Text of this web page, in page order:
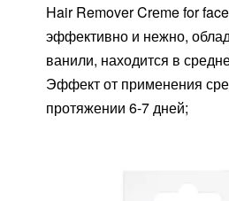
Hair Remover Crеme for
эффективно и нежно,
ванили, находится в
Эффект от применения
протяжении 6-7 дней;